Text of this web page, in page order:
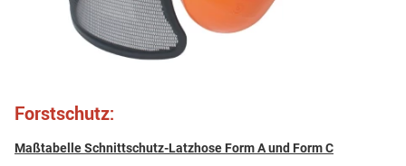
Forstschutz:
Maßtabelle Schnittschutz-Latzhose Form A und Form C